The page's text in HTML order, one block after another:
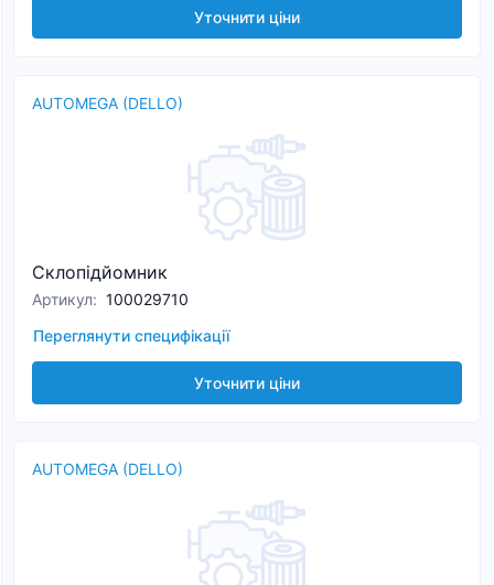
Уточнити ціни
AUTOMEGA (DELLO)
Склопідйомник
Артикул: 100029710
Переглянути специфікації
Уточнити ціни
AUTOMEGA (DELLO)